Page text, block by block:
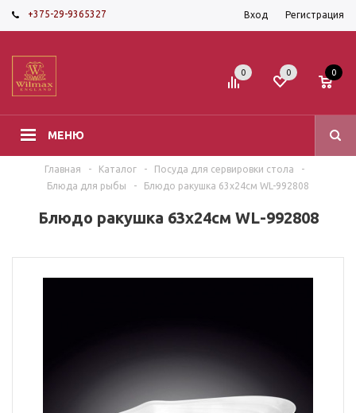
+375-29-9365327 Вход Регистрация
МЕНЮ
0 0 0
Главная - Каталог - Посуда для сервировки стола
-
Блюда для рыбы
- Блюдо ракушка 63х24см WL-992808
Блюдо ракушка 63х24см WL-992808